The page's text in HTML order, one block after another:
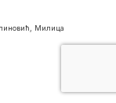
Милица